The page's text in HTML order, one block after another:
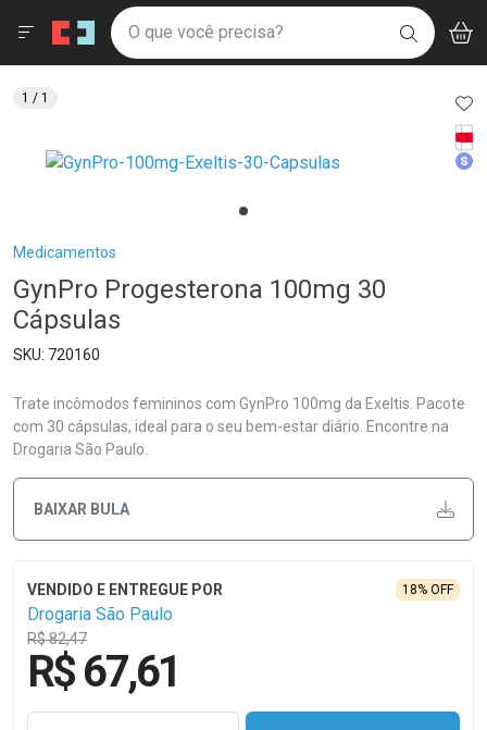
Drogaria São Paulo
Ir direto para a home
pela página
Ir direto para o conteúdo
Ir direto para a busca
Ir direto para a conta
Ir direto para a notificações
Ir direto para o carrinho
Faça a sua busca
O que você precisa? BUSCAR
Menu
Breadcrumb
Medicamentos
GynPro Progesterona 100mg 30
Cápsulas
720160
Trate incômodos femininos com GynPro 100mg da Exeltis. Pacote
com 30 cápsulas, ideal para o seu bem-estar diário. Encontre na
Drogaria São Paulo.
BAIXAR BULA
Drogaria São Paulo
R$ 82,47
18% OFF
R$ 67,61
1 / 1